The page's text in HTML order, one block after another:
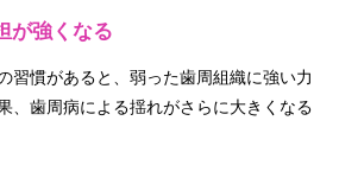
が強くなる
習慣があると、弱った歯周組織に強い力
、歯周病による揺れがさらに大きくなる